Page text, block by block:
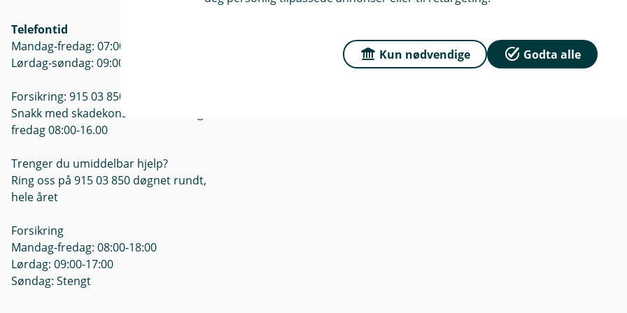
Telefontid
Mandag-fredag: 07:00-21:00
Lørdag-søndag: 09:00-21:00
Forsikring: 915 03 850
Snakk med skadekonsulent: mandag til
fredag 08:00-16.00
Trenger du umiddelbar hjelp?
Ring oss på 915 03 850 døgnet rundt,
hele året
Forsikring
Mandag-fredag: 08:00-18:00
Lørdag: 09:00-17:00
Søndag: Stengt
Mandag - Fredag: 09:00 - 15:00
Kun nødvendige Godta alle